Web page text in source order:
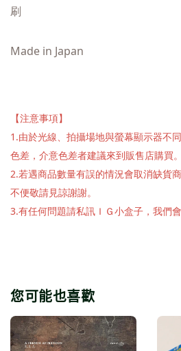
刷
Made in Japan
【注意事項】
1.由於光線、拍攝場地與螢幕顯示器不
色差，介意色差者建議來到販售店購買。
2.若遇商品數量有誤的情況會取消缺貨
不便敬請見諒謝謝。
3.有任何問題請私訊ＩＧ小盒子，我們
您可能也喜歡